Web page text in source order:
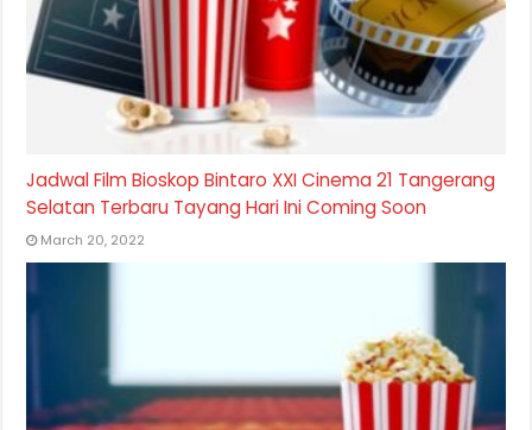
Jadwal Film Bioskop Bintaro XXI Cinema 21 Tangerang
Selatan Terbaru Tayang Hari Ini Coming Soon
March 20, 2022